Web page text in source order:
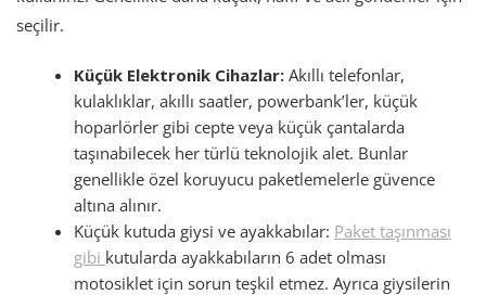
seçilir.
Küçük Elektronik Cihazlar: Akıllı telefonlar,
kulaklıklar, akıllı saatler, powerbank’ler, küçük
hoparlörler gibi cepte veya küçük çantalarda
taşınabilecek her türlü teknolojik alet. Bunlar
genellikle özel koruyucu paketlemelerle güvence
altına alınır.
Küçük kutuda giysi ve ayakkabılar: Paket taşınması
gibi kutularda ayakkabıların 6 adet olması
motosiklet için sorun teşkil etmez. Ayrıca giysilerin